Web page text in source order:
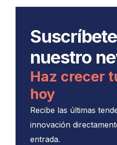
nuestro
Haz crecer
hoy
Recibe las últimas
innovación
entrada.